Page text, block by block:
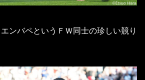
ンバペというＦＷ同士の珍しい競り